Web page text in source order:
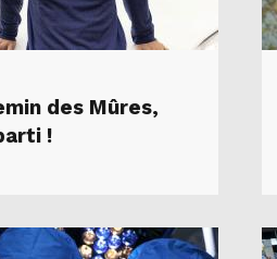
des Mûres,
!